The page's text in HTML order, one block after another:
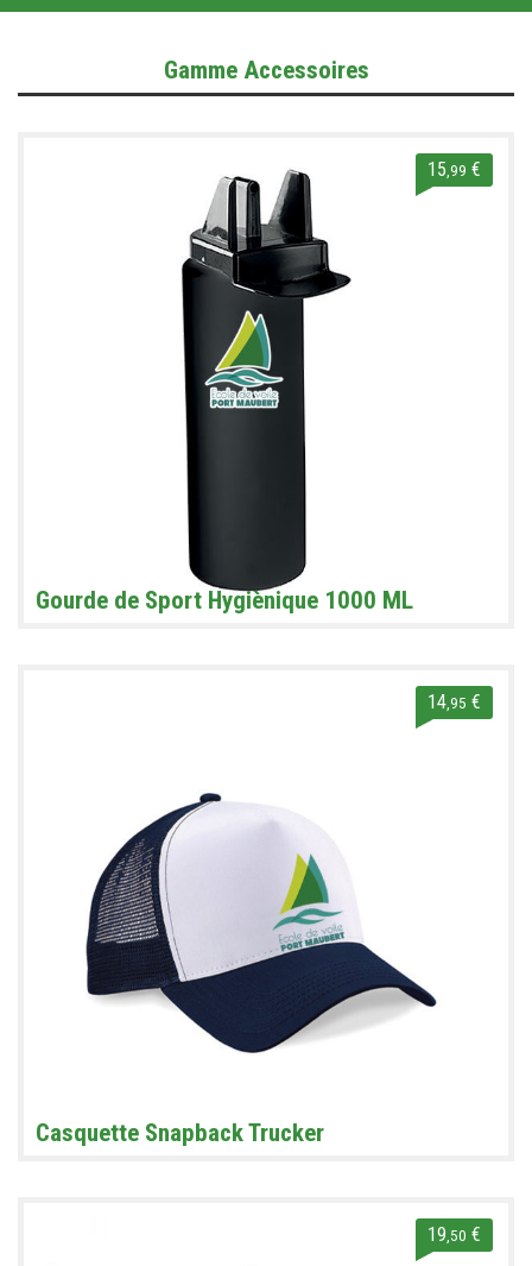
Gamme Accessoires
15 ,99 €
Gourde de Sport Hygiènique 1000 ML
14 ,95 €
Casquette Snapback Trucker
19 ,50 €